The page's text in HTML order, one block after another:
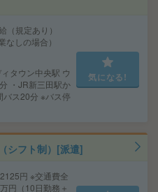
（規定あり）
なしの場合）
タウン中央駅 ウ
・JR新三田駅か
バス20分 ※バス停
気になる!
シフト制）[派遣]
円 ※交通費全
円（10日勤務＋